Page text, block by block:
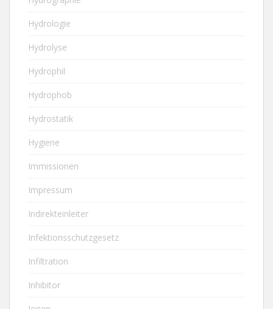
Hydrologie
Hydrolyse
Hydrophil
Hydrophob
Hydrostatik
Hygiene
Immissionen
Impressum
Indirekteinleiter
Infektionsschutzgesetz
Infiltration
Inhibitor